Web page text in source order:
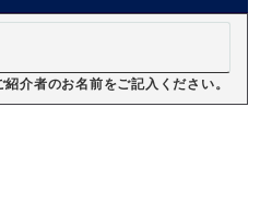
介者のお名前をご記入ください。